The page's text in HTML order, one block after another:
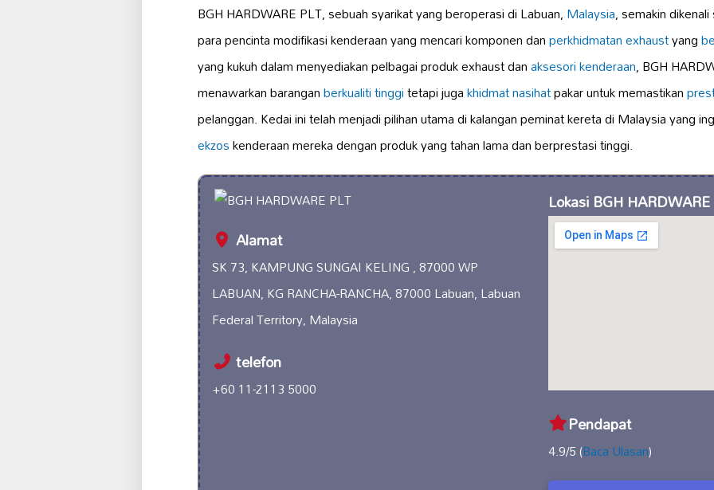
BGH HARDWARE PLT, sebuah syarikat yang beroperasi di Labuan,Malaysia, semakin
para pencinta modifikasi kenderaan yang mencari komponen danperkhidmatan exhaustyang
yang kukuh dalam menyediakan pelbagai produk exhaust danaksesori kenderaan, BGH
menawarkan baranganberkualiti tinggitetapi jugakhidmat nasihatpakar untuk memastikan
pelanggan. Kedai ini telah menjadi pilihan utama di kalangan peminat kereta di Malaysia yang
ekzoskenderaan mereka dengan produk yang tahan lama dan berprestasi tinggi.
Alamat
SK 73, KAMPUNG SUNGAI KELING , 87000 WP
LABUAN, KG RANCHA-RANCHA, 87000 Labuan, Labuan
Federal Territory, Malaysia
telefon
+60 11-2113 5000
Lokasi BGH
Pendapat
4.9/5 (Baca Ulasan)